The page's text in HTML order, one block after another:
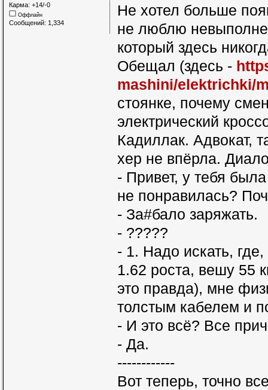
Карма: +14/-0
Оффлайн
Сообщений: 1,334
Не хотел больше
не люблю
который здесь
Обещал (здесь -
mashini/elektrichki/
стоянке, почему
электрический
Кадиллак. Адвокат,
хер не впёрла.
- Привет, у тебя
не понравилась?
- За#бало заряжать.
- ?????
- 1. Надо искать,
1.62 роста, вешу 55
это правда), мне
толстым кабелем и
- И это всё? Все
- Да.
------------
Вот теперь, точно